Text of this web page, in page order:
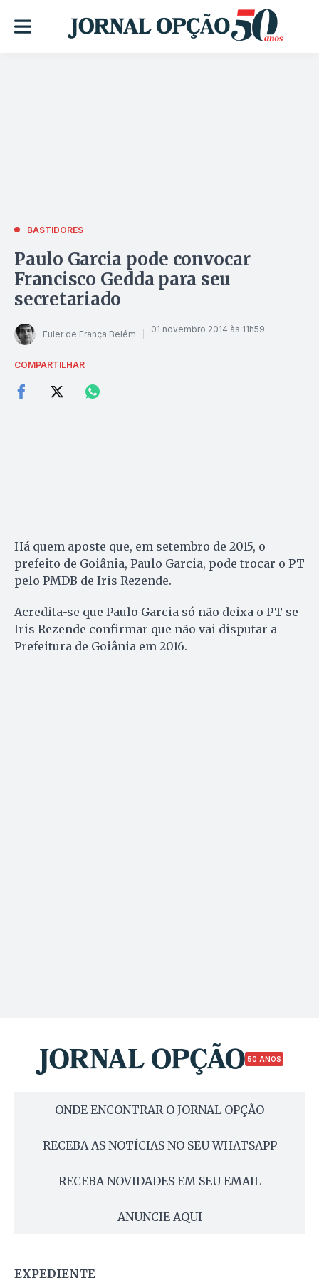
BASTIDORES
Paulo Garcia pode convocar
Francisco Gedda para seu
secretariado
Euler de França Belém 01 novembro 2014 às 11h59
COMPARTILHAR
Há quem aposte que, em setembro de 2015, o
prefeito de Goiânia, Paulo Garcia, pode trocar o PT
pelo PMDB de Iris Rezende.
Acredita-se que Paulo Garcia só não deixa o PT se
Iris Rezende confirmar que não vai disputar a
Prefeitura de Goiânia em 2016.
50 ANOS
ONDE ENCONTRAR O JORNAL OPÇÃO
RECEBA AS NOTÍCIAS NO SEU WHATSAPP
RECEBA NOVIDADES EM SEU EMAIL
ANUNCIE AQUI
EXPEDIENTE